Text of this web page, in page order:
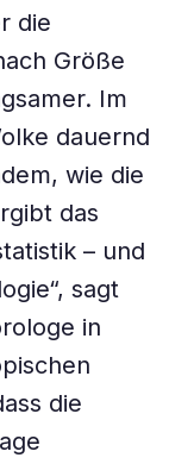
die
Größe
Im
dauernd
wie die
das
– und
sagt
in
die